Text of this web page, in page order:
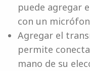
puede agregar
con un
Agregar el
permite
mano de su